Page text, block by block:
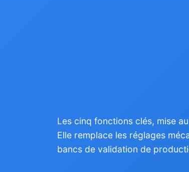
Les cinq fonctions clés, mise
Elle remplace les réglages
bancs de validation de